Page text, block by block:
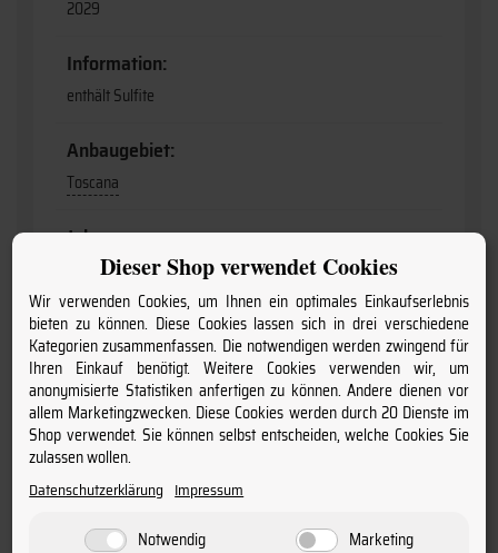
2029
Information:
enthält Sulfite
Anbaugebiet:
Toscana
Jahrgang:
Produktart:
Wein
Geschmack:
trocken
Flaschengröße:
0,75
Dieser Shop verwendet Cookies
Wir verwenden Cookies, um Ihnen ein optimales Einkaufserlebnis
bieten zu können. Diese Cookies lassen sich in drei verschiedene
Kategorien zusammenfassen. Die notwendigen werden zwingend für
Ihren Einkauf benötigt. Weitere Cookies verwenden wir, um
anonymisierte Statistiken anfertigen zu können. Andere dienen vor
allem Marketingzwecken. Diese Cookies werden durch 20 Dienste im
Shop verwendet. Sie können selbst entscheiden, welche Cookies Sie
zulassen wollen.
Datenschutzerklärung Impressum
Notwendig
Marketing